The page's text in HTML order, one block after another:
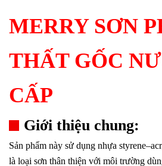
MERRY SƠN
THẤT GỐC
CẤP
Giới thiệu chung:
Sản phẩm này sử dụng nhựa
là loại sơn thân thiện với môi trường